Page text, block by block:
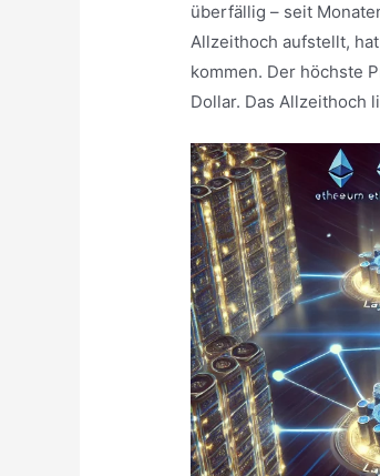
überfällig – seit
Allzeithoch aufstellt,
kommen. Der höchste
Dollar. Das Allzeithoch